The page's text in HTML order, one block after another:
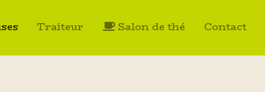
Traiteur Salon de thé Contact